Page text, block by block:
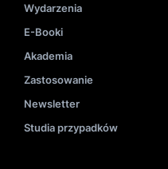
Wydarzenia
E-Booki
Akademia
Zastosowanie
Newsletter
Studia przypadków